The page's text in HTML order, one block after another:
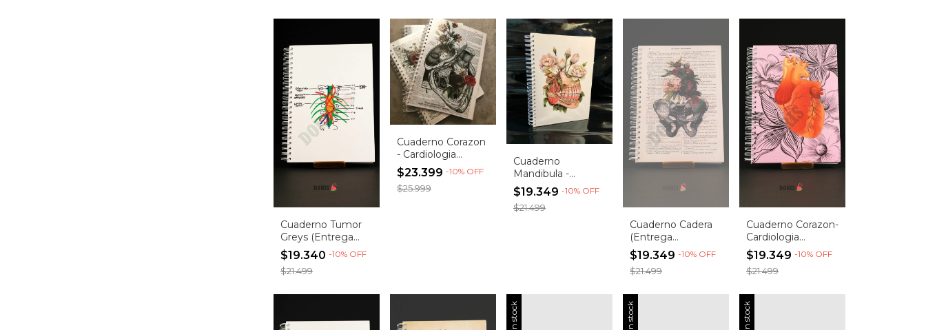
Cuaderno Tumor
Greys (Entrega
inmediata)
$19.340 -10% OFF
$21.499
Cuaderno Corazon
- Cardiologia
Imagen 84
(Entrega
inmediata)
$23.399 -10% OFF
$25.999
Cuaderno
Mandibula -
Odontologia
(Entrega
inmediata)
$19.349 -10% OFF
$21.499
Cuaderno Cadera
(Entrega
inmediata)
$19.349 -10% OFF
$21.499
Cuaderno Corazon-
Cardiologia
(Entrega
inmediata)
$19.349 -10% OFF
$21.499
Sin stock Sin stock Sin stock